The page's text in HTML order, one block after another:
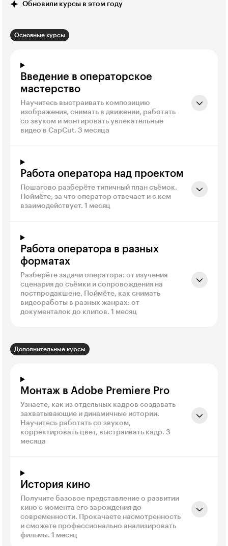
Обновили курсы в этом году
Основные курсы
Введение в операторское
мастерство
Научитесь выстраивать композицию
изображения, снимать в движении, работать
со звуком и монтировать увлекательные
видео в CapCut. 3 месяца
Работа оператора над проектом
Пошагово разберёте типичный план съёмок.
Поймёте, за что оператор отвечает и с кем
взаимодействует. 1 месяц
Работа оператора в разных
форматах
Разберёте задачи оператора: от изучения
сценария до съёмки и сопровождения на
постпродакшене. Поймёте, как снимать
видеоработы в разных жанрах: от
документалок до клипов. 1 месяц
Дополнительные курсы
Монтаж в Adobe Premiere Pro
Узнаете, как из отдельных кадров создавать
захватывающие и динамичные истории.
Научитесь работать со звуком,
корректировать цвет, выстраивать кадр. 3
месяца
История кино
Получите базовое представление о развитии
кино с момента его зарождения до
современности. Прокачаете насмотренность
и сможете профессионально анализировать
фильмы. 1 месяц